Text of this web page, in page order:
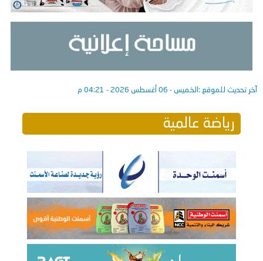
آخر تحديث للموقع : الخميس - 06 أغسطس 2026 - 04:21 م
رياضة عالمية